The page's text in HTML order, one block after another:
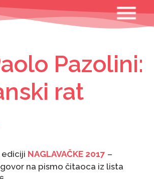
Pazolini:
rat
ediciji NAGLAVAČKE 2017 –
na pismo čitaoca iz lista